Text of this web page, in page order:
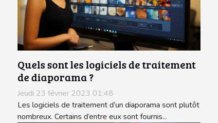
Quels sont les logiciels de traitement
de diaporama ?
Jeudi 23 février 2023 01:48
Les logiciels de traitement d’un diaporama sont plutôt
nombreux. Certains d’entre eux sont fournis...